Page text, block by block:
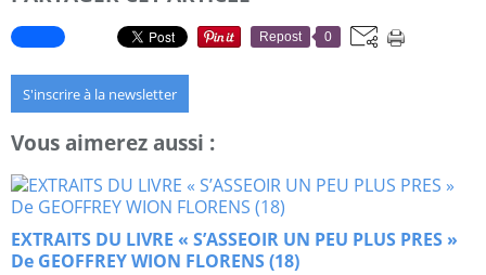
Repost 0
S'inscrire à la newsletter
Vous aimerez aussi :
EXTRAITS DU LIVRE « S’ASSEOIR UN PEU PLUS PRES »
De GEOFFREY WION FLORENS (18)